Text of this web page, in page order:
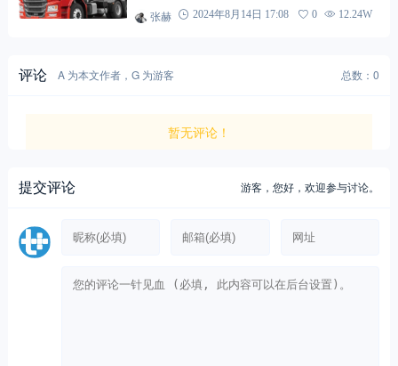
张赫 2024年8月14日 17:08 0 12.24W
评论 A 为本文作者，G 为游客 总数：0
暂无评论！
提交评论 游客，您好，欢迎参与讨论。